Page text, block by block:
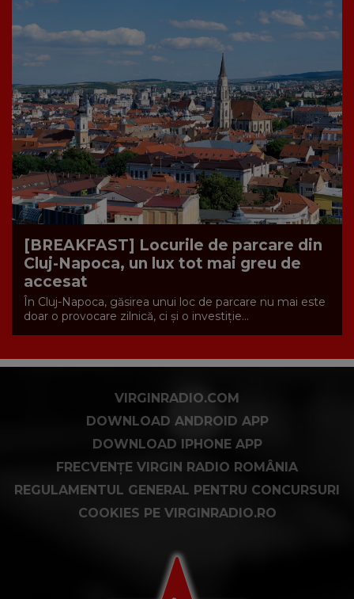
[BREAKFAST] Locurile de parcare din
Cluj-Napoca, un lux tot mai greu de
accesat
În Cluj-Napoca, găsirea unui loc de parcare nu mai este
doar o provocare zilnică, ci și o investiție...
VIRGINRADIO.COM
DOWNLOAD ANDROID APP
DOWNLOAD IPHONE APP
FRECVENȚE VIRGIN RADIO ROMÂNIA
REGULAMENTUL GENERAL PENTRU CONCURSURI
COOKIES PE VIRGINRADIO.RO